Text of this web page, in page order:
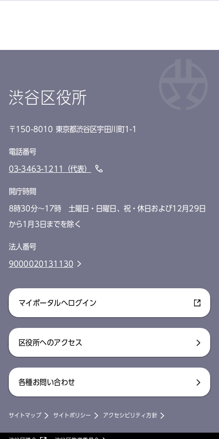
渋谷区役所
〒150-8010 東京都渋谷区宇田川町1-1
電話番号
03-3463-1211（代表）
開庁時間
8時30分～17時 土曜日・日曜日、祝・休日および12月29日
から1月3日までを除く
法人番号
9000020131130
マイポータルへログイン
区役所へのアクセス
各種お問い合わせ
サイトマップ サイトポリシー アクセシビリティ方針